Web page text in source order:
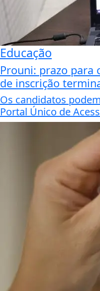
Educação
Prouni: prazo para
de inscrição
Os candidatos
Portal Único de